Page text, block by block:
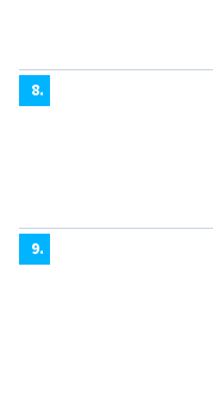
8.
9.